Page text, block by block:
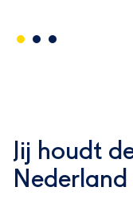
Jij houdt